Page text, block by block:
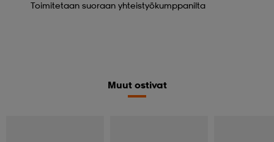
Toimitetaan suoraan yhteistyökumppanilta
Muut ostivat